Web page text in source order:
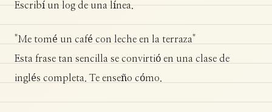
Escribí un log de una línea.
"Me tomé un café con leche en la terraza"
Esta frase tan sencilla se convirtió en una clase de
inglés completa. Te enseño cómo.